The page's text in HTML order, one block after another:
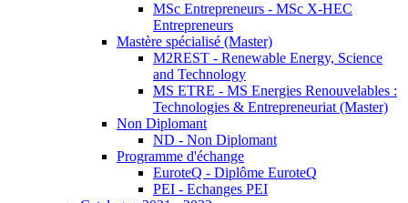
MSc Entrepreneurs - MSc X-HEC
Entrepreneurs
Mastère spécialisé (Master)
M2REST - Renewable Energy, Science
and Technology
MS ETRE - MS Energies Renouvelables :
Technologies & Entrepreneuriat (Master)
Non Diplomant
ND - Non Diplomant
Programme d'échange
EuroteQ - Diplôme EuroteQ
PEI - Echanges PEI